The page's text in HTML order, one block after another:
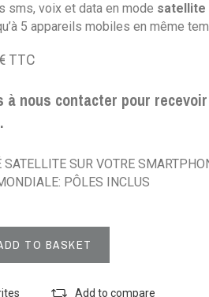
sms, voix et data en mode satellite
5 appareils mobiles en même
TTC
à nous contacter pour
SATELLITE SUR VOTRE
PÔLES INCLUS
TO BASKET
Add to compare